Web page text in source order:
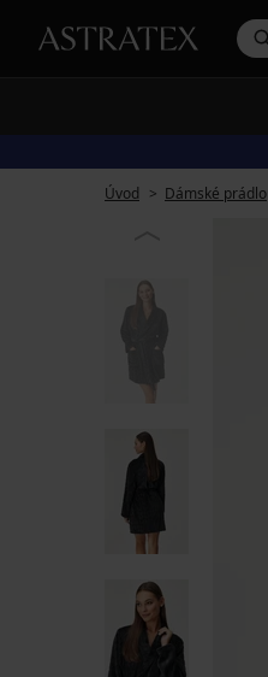
Úvod Dámské prádlo